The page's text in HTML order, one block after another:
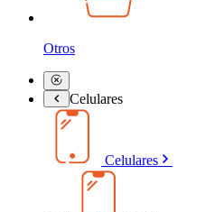
Otros
Celulares
Celulares